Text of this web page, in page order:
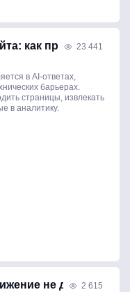
23 441
как проверить,
в AI-ответах,
барьерах.
страницы, извлекать
в аналитику.
2 615
не дает